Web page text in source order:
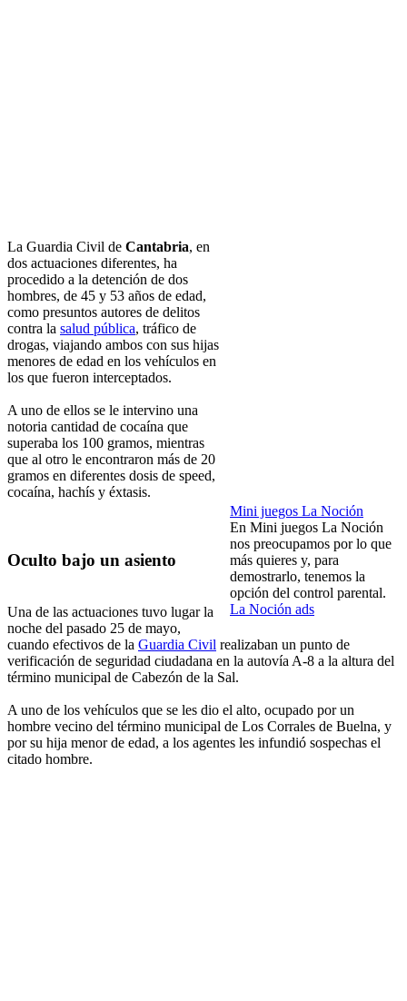
Mini juegos La Noción
En Mini juegos La Noción
nos preocupamos por lo que
más quieres y, para
demostrarlo, tenemos la
opción del control parental.
La Noción ads
La Guardia Civil de Cantabria, en
dos actuaciones diferentes, ha
procedido a la detención de dos
hombres, de 45 y 53 años de edad,
como presuntos autores de delitos
contra la salud pública, tráfico de
drogas, viajando ambos con sus hijas
menores de edad en los vehículos en
los que fueron interceptados.
A uno de ellos se le intervino una
notoria cantidad de cocaína que
superaba los 100 gramos, mientras
que al otro le encontraron más de 20
gramos en diferentes dosis de speed,
cocaína, hachís y éxtasis.
Oculto bajo un asiento
Una de las actuaciones tuvo lugar la
noche del pasado 25 de mayo,
cuando efectivos de la Guardia Civil realizaban un punto de
verificación de seguridad ciudadana en la autovía A-8 a la altura del
término municipal de Cabezón de la Sal.
A uno de los vehículos que se les dio el alto, ocupado por un
hombre vecino del término municipal de Los Corrales de Buelna, y
por su hija menor de edad, a los agentes les infundió sospechas el
citado hombre.